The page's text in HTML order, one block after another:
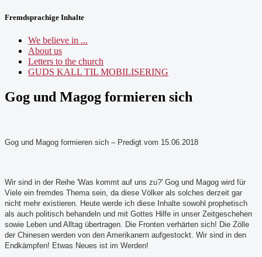
Fremdsprachige Inhalte
We believe in ...
About us
Letters to the church
GUDS KALL TIL MOBILISERING
Gog und Magog formieren sich
Gog und Magog formieren sich – Predigt vom 15.06.2018
Wir sind in der Reihe 'Was kommt auf uns zu?' Gog und Magog wird für
Viele ein fremdes Thema sein, da diese Völker als solches derzeit gar
nicht mehr existieren. Heute werde ich diese Inhalte sowohl prophetisch
als auch politisch behandeln und mit Gottes Hilfe in unser Zeitgeschehen
sowie Leben und Alltag übertragen. Die Fronten verhärten sich! Die Zölle
der Chinesen werden von den Amerikanern aufgestockt. Wir sind in den
Endkämpfen! Etwas Neues ist im Werden!